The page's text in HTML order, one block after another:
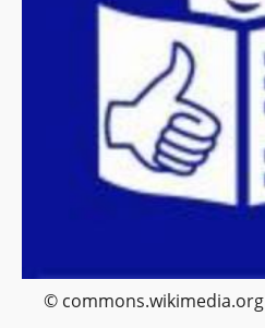
© commons.wikimedia.org